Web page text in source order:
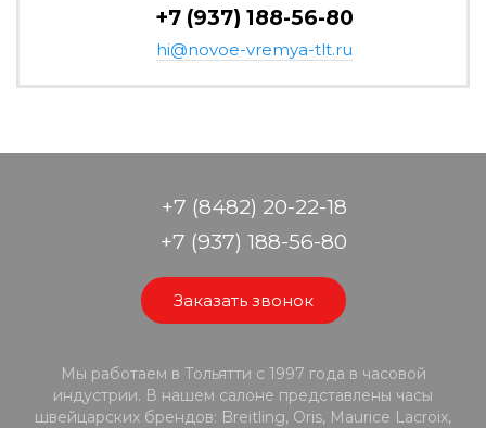
+7 (937) 188-56-80
hi@novoe-vremya-tlt.ru
+7 (8482) 20-22-18
+7 (937) 188-56-80
Заказать звонок
Мы работаем в Тольятти с 1997 года в часовой
индустрии. В нашем салоне представлены часы
швейцарских брендов: Breitling, Oris, Maurice Lacroix,